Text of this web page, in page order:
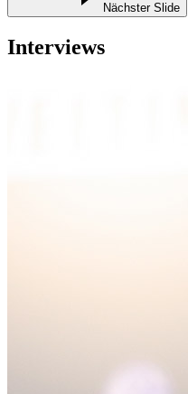
Nächster Slide
Interviews